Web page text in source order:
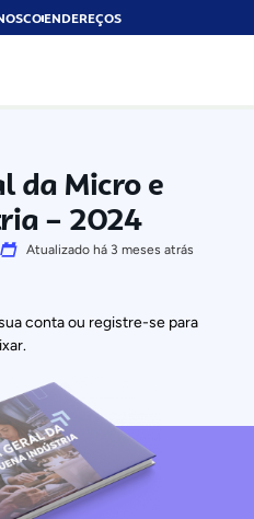
ENDEREÇOS
da Micro e
– 2024
Atualizado há 3 meses atrás
conta ou registre-se para